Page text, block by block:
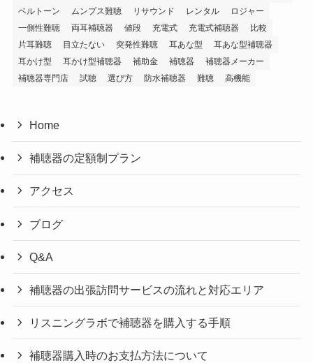
ベルトーン
ムンプス難聴 リサウンド レンタル
ロジャー
一側性難聴
両耳補聴器 値段 充電式 充電式補聴器
比較
片耳難聴
目立たない 突発性難聴 耳あな型
耳あな型補聴器
耳かけ型
耳かけ型補聴器 補助金 補聴器
補聴器メーカー
補聴器専門店
試聴 選び方 防水補聴器 難聴 高機能
Home
補聴器の定額制プラン
アクセス
ブログ
Q&A
補聴器の出張訪問サービスの流れと対応エリア
リスニングラボで補聴器を購入する手順
補聴器購入時のお支払方法について